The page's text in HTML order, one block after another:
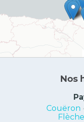
Nos
Couëron •
Flèche